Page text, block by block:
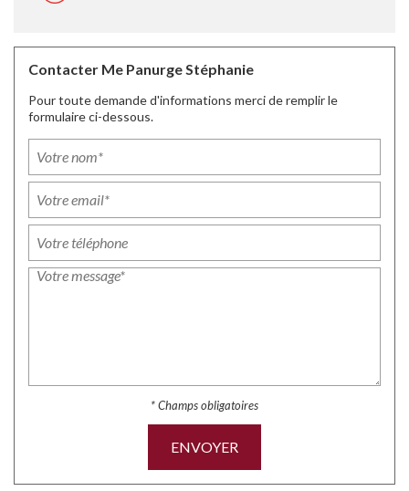
Contacter Me Panurge Stéphanie
Pour toute demande d'informations merci de remplir le
formulaire ci-dessous.
* Champs obligatoires
ENVOYER